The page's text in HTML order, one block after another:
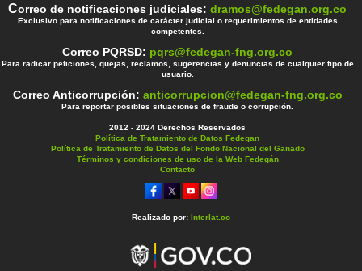
Correo de notificaciones judiciales:dramos@fedegan.org.co
Exclusivo para notificaciones de carácter judicial o requerimientos de entidades
competentes.
Correo PQRSD: pqrs@fedegan-fng.org.co
Para radicar peticiones, quejas, reclamos, sugerencias y denuncias de cualquier tipo de
usuario.
Correo Anticorrupción: anticorrupcion@fedegan-fng.org.co
Para reportar posibles situaciones de fraude o corrupción.
2012 - 2024 Derechos Reservados
Política de Tratamiento de Datos Fedegan
Política de Tratamiento de Datos del Fondo Nacional del Ganado
Términos y condiciones de uso de la Web Fedegán
Contacto
Realizado por: Interlat.co